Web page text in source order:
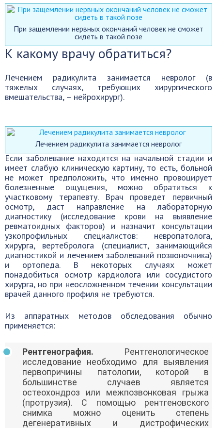
При защемлении нервных окончаний человек не сможет
сидеть в такой позе
К какому врачу обратиться?
Лечением радикулита занимается невролог (в
тяжелых случаях, требующих хирургического
вмешательства, – нейрохирург).
Лечением радикулита занимается невролог
Если заболевание находится на начальной стадии и
имеет слабую клиническую картину, то есть, больной
не может предположить, что именно провоцирует
болезненные ощущения, можно обратиться к
участковому терапевту. Врач проведет первичный
осмотр, даст направление на лабораторную
диагностику (исследование крови на выявление
ревматоидных факторов) и назначит консультации
узкопрофильных специалистов: невропатолога,
хирурга, вертебролога (специалист, занимающийся
диагностикой и лечением заболеваний позвоночника)
и ортопеда. В некоторых случаях может
понадобиться осмотр кардиолога или сосудистого
хирурга, но при неосложненном течении консультации
врачей данного профиля не требуются.
Из аппаратных методов обследования обычно
применяется:
Рентгенография. Рентгенологическое
исследование необходимо для выявления
первопричины патологии, которой в
большинстве случаев является
остеохондроз или межпозвонковая грыжа
(протрузия). С помощью рентгеновского
снимка можно оценить степень
дегенеративных и дистрофических